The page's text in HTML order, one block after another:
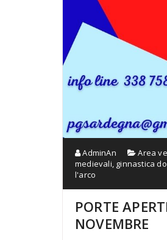
AdminAn Area
medievali, ginnastica
l'arco
PORTE
NOVEMBRE